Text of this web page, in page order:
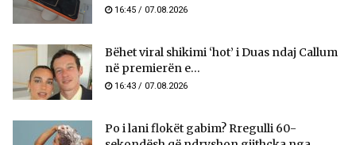
16:45 / 07.08.2026
Bëhet viral shikimi ‘hot’ i Duas ndaj Callum
në premierën e...
16:43 / 07.08.2026
Po i lani flokët gabim? Rregulli 60-